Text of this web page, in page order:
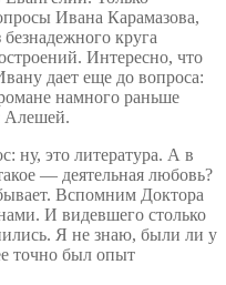
Ивана Карамазова,
круга
Интересно, что
дает еще до вопроса:
намного раньше
Алешей.
ну, это литература. А в
— деятельная любовь?
Вспомним Доктора
И видевшего столько
Я не знаю, были ли у
точно был опыт